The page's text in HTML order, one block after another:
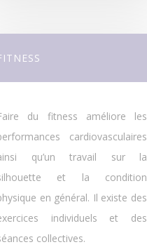
du fitness améliore les
cardiovasculaires
qu’un travail sur la
et la condition
en général. Il existe des
individuels et des
collectives.